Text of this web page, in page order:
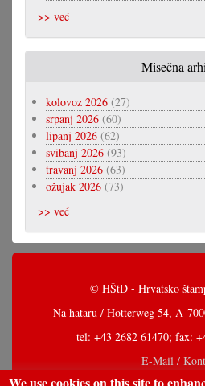
>> već
Misečna
kolovoz 2026 (27)
srpanj 2026 (60)
lipanj 2026 (62)
svibanj 2026 (93)
travanj 2026 (63)
ožujak 2026 (73)
>> već
© HŠtD - Hrvatsko
Na hataru / Hotterweg 54, A-
tel: +43 2682 61470; fax:
E-Mail /